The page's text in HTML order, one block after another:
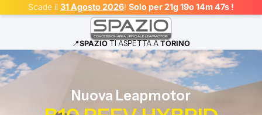
Scade il 31 Agosto 2026! Solo per 21g 19o 14m 47s !
📍SPAZIO TI ASPETTA A TORINO
Nuova Leapmotor